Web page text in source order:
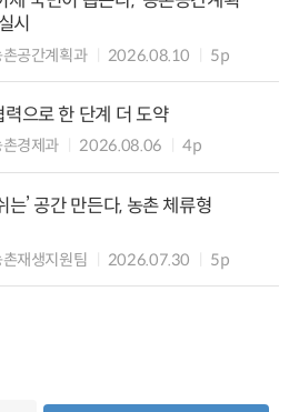
시
공간계획과 2026.08.10 5p
으로 한 단계 더 도약
경제과 2026.08.06 4p
는’ 공간 만든다, 농촌 체류형
재생지원팀 2026.07.30 5p